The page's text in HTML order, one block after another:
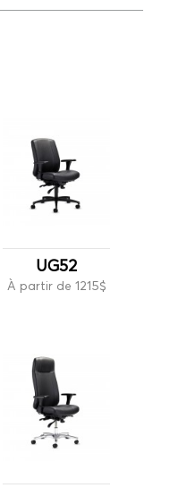
UG52
À partir de 1215$